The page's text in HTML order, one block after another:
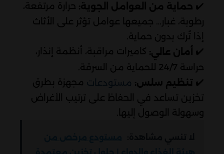
✔️ حماية من العوامل الجوية: حرارة مرتفعة،
رطوبة، غبار… جميعها عوامل تؤثر على الأثاث
إذا تُرك بدون حماية.
✔️ أمان عالي: كاميرات مراقبة، أنظمة إنذار،
حراسة 24/7 للحماية من السرقة.
✔️ تنظيم سلس:
مجهزة بطرق
تخزين تساعد في الحفاظ على ترتيب الأغراض
وسهولة الوصول إليها.